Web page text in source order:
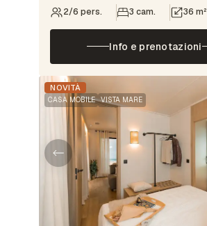
2/6 pers. 3 cam. 36 m²
Info e prenotazioni
NOVITÀ
CASA MOBILE VISTA MARE